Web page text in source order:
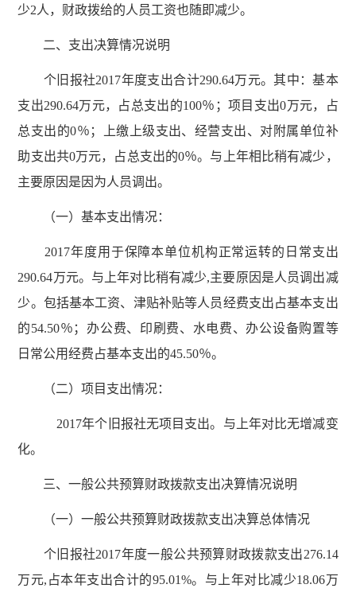
少2人，财政拨给的人员工资也随即减少。
二、支出决算情况说明
个旧报社2017年度支出合计290.64万元。其中：基本
支出290.64万元，占总支出的100％；项目支出0万元，占
总支出的0％；上缴上级支出、经营支出、对附属单位补
助支出共0万元，占总支出的0％。与上年相比稍有减少，
主要原因是因为人员调出。
（一）基本支出情况：
2017年度用于保障本单位机构正常运转的日常支出
290.64万元。与上年对比稍有减少,主要原因是人员调出减
少。包括基本工资、津贴补贴等人员经费支出占基本支出
的54.50％；办公费、印刷费、水电费、办公设备购置等
日常公用经费占基本支出的45.50％。
（二）项目支出情况：
2017年个旧报社无项目支出。与上年对比无增减变
化。
三、一般公共预算财政拨款支出决算情况说明
（一）一般公共预算财政拨款支出决算总体情况
个旧报社2017年度一般公共预算财政拨款支出276.14
万元,占本年支出合计的95.01%。与上年对比减少18.06万